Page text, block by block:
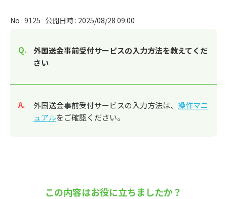
No : 9125 公開日時 : 2025/08/28 09:00
外国送金事前受付サービスの入力方法を教えてくだ
さい
回答
外国送金事前受付サービスの入力方法は、 操作マニ
ュアルをご確認ください。
この内容はお役に立ちましたか？